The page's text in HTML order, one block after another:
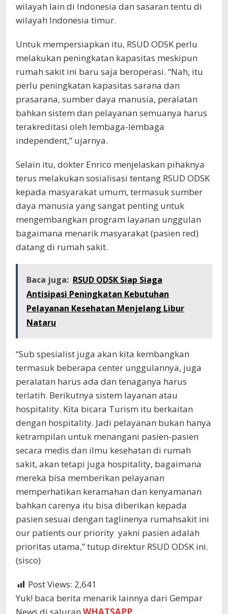
wilayah lain di Indonesia dan sasaran tentu di
wilayah Indonesia timur.
Untuk mempersiapkan itu, RSUD ODSK perlu
melakukan peningkatan kapasitas meskipun
rumah sakit ini baru saja beroperasi. “Nah, itu
perlu peningkatan kapasitas sarana dan
prasarana, sumber daya manusia, peralatan
bahkan sistem dan pelayanan semuanya harus
terakreditasi oleh lembaga-lembaga
independent,” ujarnya.
Selain itu, dokter Enrico menjelaskan pihaknya
terus melakukan sosialisasi tentang RSUD ODSK
kepada masyarakat umum, termasuk sumber
daya manusia yang sangat penting untuk
mengembangkan program layanan unggulan
bagaimana menarik masyarakat (pasien red)
datang di rumah sakit.
Baca juga: RSUD ODSK Siap Siaga
Antisipasi Peningkatan Kebutuhan
Pelayanan Kesehatan Menjelang Libur
Nataru
“Sub spesialist juga akan kita kembangkan
termasuk beberapa center unggulannya, juga
peralatan harus ada dan tenaganya harus
terlatih. Berikutnya sistem layanan atau
hospitality. Kita bicara Turism itu berkaitan
dengan hospitality. Jadi pelayanan bukan hanya
ketrampilan untuk menangani pasien-pasien
secara medis dan ilmu kesehatan di rumah
sakit, akan tetapi juga hospitality, bagaimana
mereka bisa memberikan pelayanan
memperhatikan keramahan dan kenyamanan
bahkan carenya itu bisa diberikan kepada
pasien sesuai dengan taglinenya rumahsakit ini
our patients our priority yakni pasien adalah
prioritas utama,” tutup direktur RSUD ODSK ini.
(sisco)
Post Views: 2,641
Yuk! baca berita menarik lainnya dari Gempar